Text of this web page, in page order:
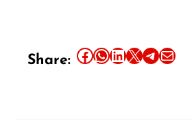
Share: Share this article on Facebook Share this article on WhatsApp Share this article on LinkedIn Share this article on X Share this article on TelegramEmail this Article